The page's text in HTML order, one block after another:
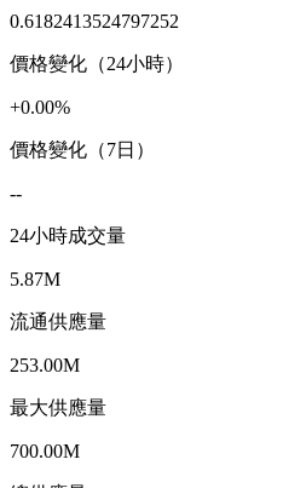
0.6182413524797252
價格變化（24小時）
+0.00%
價格變化（7日）
--
24小時成交量
5.87M
流通供應量
253.00M
最大供應量
700.00M